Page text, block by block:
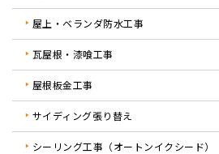
屋上・ベランダ防水工事
瓦屋根・漆喰工事
屋根板金工事
サイディング張り替え
シーリング工事（オートンイクシード）